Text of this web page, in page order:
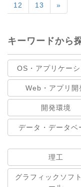
12 13 »
キーワードから
OS・アプリケー
Web・アプリ開
開発環境
データ・データベ
理工
グラフィックソフ